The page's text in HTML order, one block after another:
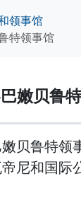
领事馆
特领事馆
嫩贝鲁
贝鲁特领
尼和国际